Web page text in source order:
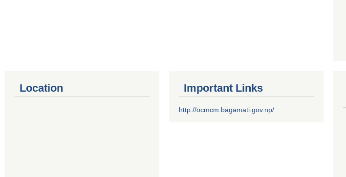
Location Important Links
http://ocmcm.bagamati.gov.np/